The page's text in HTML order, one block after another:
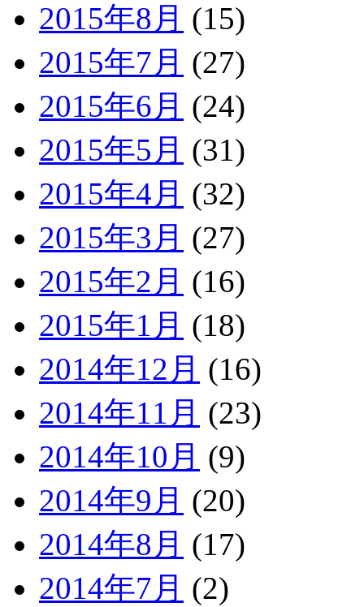
2015年8月 (15)
2015年7月 (27)
2015年6月 (24)
2015年5月 (31)
2015年4月 (32)
2015年3月 (27)
2015年2月 (16)
2015年1月 (18)
2014年12月 (16)
2014年11月 (23)
2014年10月 (9)
2014年9月 (20)
2014年8月 (17)
2014年7月 (2)